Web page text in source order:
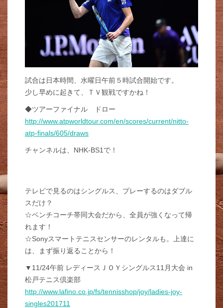
試合は日本時間、水曜日午前５時試合開始です。
少し早めに起きて、ＴＶ観戦ですかね！
◆ツアーファイナル ドロー
http://www.atpworldtour.com/en/scores/current/nitto-
atp-finals/605/draws
チャンネルは、NHK-BS1で！
テレビで見るのはシングルス、プレーするのはダブル
スだけ？
☆ベンチコーチ帯同大会だから、全員が強くなって帰
れます！
☆Sonyスマートテニスセンサーのレンタルも。上達に
は、まず振り返ることから！
▼11/24午前 レディースＪＯＹシングルス11月大会 in
松戸テニス倶楽部
http://www.lafino.co.jp/fs/tennisshop/joy/ladies-joy-
singles201711